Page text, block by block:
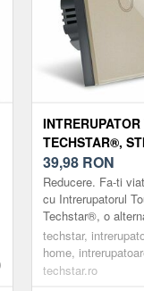
TECHSTAR®,
SECURIZATA,
MODERN,
2 FAZE, GOLD
39,98 RON
Reducere. Fa-ti
cu Intrerupatorul
Techstar®, o
la intrerupatoarele
Intrerupatoarele
su...
techstar,
home,
techstar.ro